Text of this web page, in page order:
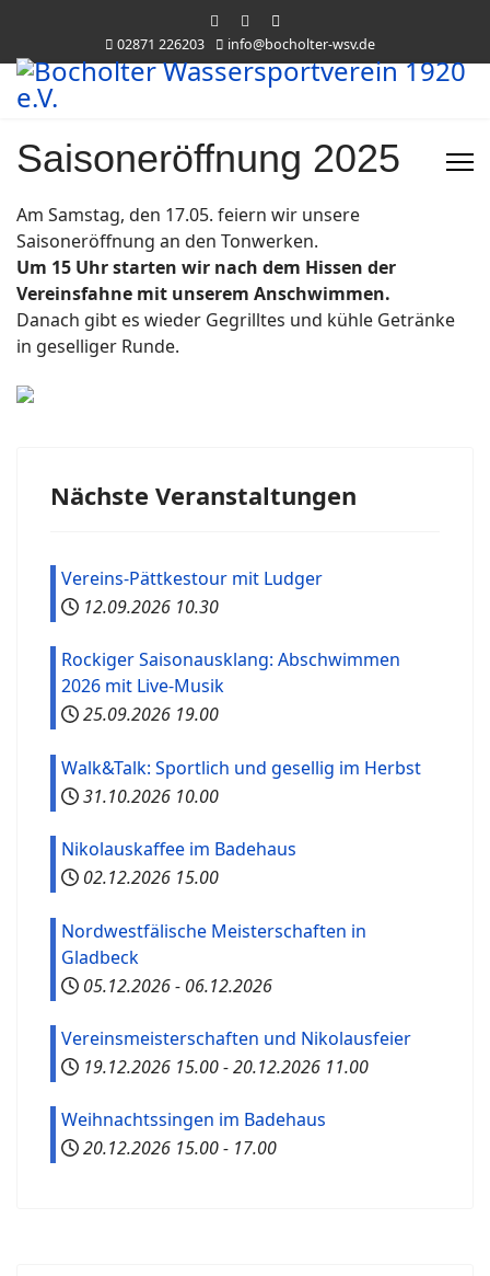
02871 226203 info@bocholter-wsv.de
Saisoneröffnung 2025
Am Samstag, den 17.05. feiern wir unsere
Saisoneröffnung an den Tonwerken.
Um 15 Uhr starten wir nach dem Hissen der
Vereinsfahne mit unserem Anschwimmen.
Danach gibt es wieder Gegrilltes und kühle Getränke
in geselliger Runde.
Nächste Veranstaltungen
Vereins-Pättkestour mit Ludger
12.09.2026 10.30
Rockiger Saisonausklang: Abschwimmen
2026 mit Live-Musik
25.09.2026 19.00
Walk&Talk: Sportlich und gesellig im Herbst
31.10.2026 10.00
Nikolauskaffee im Badehaus
02.12.2026 15.00
Nordwestfälische Meisterschaften in
Gladbeck
05.12.2026- 06.12.2026
Vereinsmeisterschaften und Nikolausfeier
19.12.2026 15.00-20.12.2026 11.00
Weihnachtssingen im Badehaus
20.12.2026 15.00- 17.00